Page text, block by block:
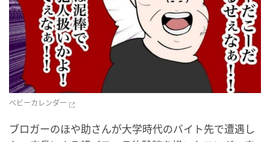
ベビーカレンダー
ブロガーのほや助さんが大学時代のバイト先で遭遇し